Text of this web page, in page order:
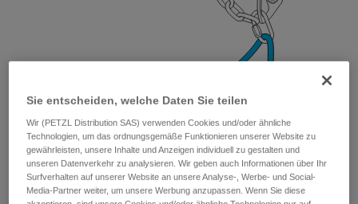
Sie entscheiden, welche Daten Sie teilen
Wir (PETZL Distribution SAS) verwenden Cookies und/oder ähnliche
Technologien, um das ordnungsgemäße Funktionieren unserer Website zu
gewährleisten, unsere Inhalte und Anzeigen individuell zu gestalten und
unseren Datenverkehr zu analysieren. Wir geben auch Informationen über Ihr
Surfverhalten auf unserer Website an unsere Analyse-, Werbe- und Social-
Media-Partner weiter, um unsere Werbung anzupassen. Wenn Sie diese